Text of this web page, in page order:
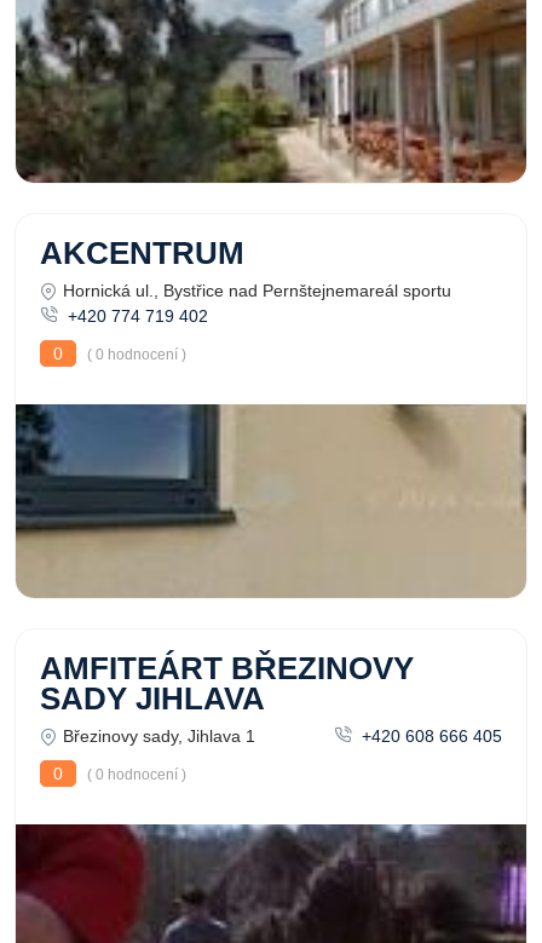
AKCENTRUM
Hornická ul., Bystřice nad Pernštejnemareál sportu
+420 774 719 402
0
( 0 hodnocení )
AMFITEÁRT BŘEZINOVY
SADY JIHLAVA
Březinovy sady, Jihlava 1
+420 608 666 405
0
( 0 hodnocení )